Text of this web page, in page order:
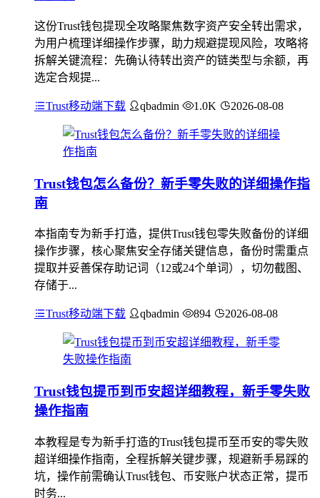
这份Trust钱包提现全攻略聚焦数字资产安全转出需求，
为用户梳理详细操作步骤，助力规避提现风险，攻略将
拆解关键流程：先确认待转出资产的链类型与余额，再
选定合规提...
Trust移动端下载 qbadmin 1.0K 2026-08-08
Trust钱包怎么备份？新手零失败的详细操作指
南
本指南专为新手打造，提供Trust钱包零失败备份的详细
操作步骤，核心聚焦安全存储关键信息，备份时需重点
提取并妥善保存助记词（12或24个单词），切勿截图、
存储于...
Trust移动端下载 qbadmin 894 2026-08-08
Trust钱包提币到币安超详细教程，新手零失败
操作指南
本教程是专为新手打造的Trust钱包提币至币安的零失败
超详细操作指南，全程拆解关键步骤，规避新手易踩的
坑，操作前需确认Trust钱包、币安账户状态正常，提币
时务...